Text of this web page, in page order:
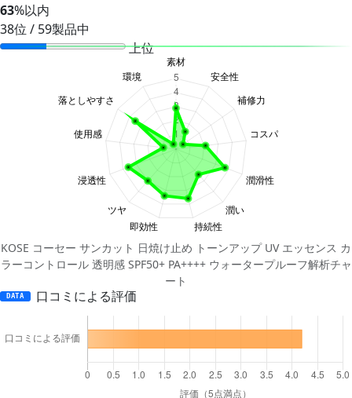
63%以内
38位 / 59製品中
上位
KOSE コーセー サンカット 日焼け止め トーンアップ UV エッセンス カ
ラーコントロール 透明感 SPF50+ PA++++ ウォータープルーフ解析チャ
ート
DATA 口コミによる評価